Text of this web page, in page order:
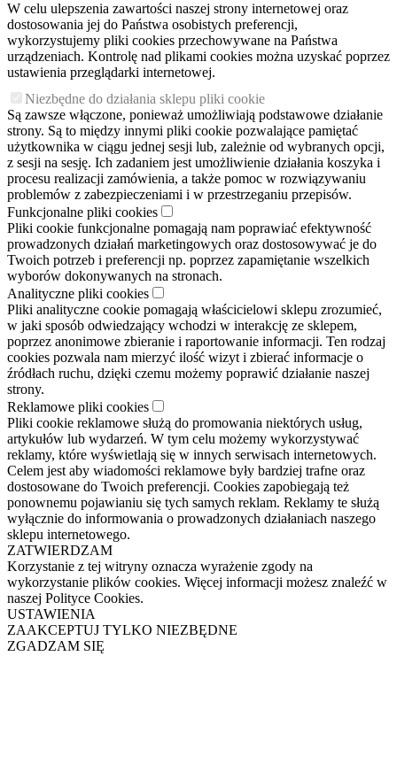
W celu ulepszenia zawartości naszej strony internetowej oraz
dostosowania jej do Państwa osobistych preferencji,
wykorzystujemy pliki cookies przechowywane na Państwa
urządzeniach. Kontrolę nad plikami cookies można uzyskać poprzez
ustawienia przeglądarki internetowej.
Niezbędne do działania sklepu pliki cookie
Są zawsze włączone, ponieważ umożliwiają podstawowe działanie
strony. Są to między innymi pliki cookie pozwalające pamiętać
użytkownika w ciągu jednej sesji lub, zależnie od wybranych opcji,
z sesji na sesję. Ich zadaniem jest umożliwienie działania koszyka i
procesu realizacji zamówienia, a także pomoc w rozwiązywaniu
problemów z zabezpieczeniami i w przestrzeganiu przepisów.
Funkcjonalne pliki cookies
Pliki cookie funkcjonalne pomagają nam poprawiać efektywność
prowadzonych działań marketingowych oraz dostosowywać je do
Twoich potrzeb i preferencji np. poprzez zapamiętanie wszelkich
wyborów dokonywanych na stronach.
Analityczne pliki cookies
Pliki analityczne cookie pomagają właścicielowi sklepu zrozumieć,
w jaki sposób odwiedzający wchodzi w interakcję ze sklepem,
poprzez anonimowe zbieranie i raportowanie informacji. Ten rodzaj
cookies pozwala nam mierzyć ilość wizyt i zbierać informacje o
źródłach ruchu, dzięki czemu możemy poprawić działanie naszej
strony.
Reklamowe pliki cookies
Pliki cookie reklamowe służą do promowania niektórych usług,
artykułów lub wydarzeń. W tym celu możemy wykorzystywać
reklamy, które wyświetlają się w innych serwisach internetowych.
Celem jest aby wiadomości reklamowe były bardziej trafne oraz
dostosowane do Twoich preferencji. Cookies zapobiegają też
ponownemu pojawianiu się tych samych reklam. Reklamy te służą
wyłącznie do informowania o prowadzonych działaniach naszego
sklepu internetowego.
ZATWIERDZAM
Korzystanie z tej witryny oznacza wyrażenie zgody na
wykorzystanie plików cookies. Więcej informacji możesz znaleźć w
naszej Polityce Cookies.
USTAWIENIA
ZAAKCEPTUJ TYLKO NIEZBĘDNE
ZGADZAM SIĘ